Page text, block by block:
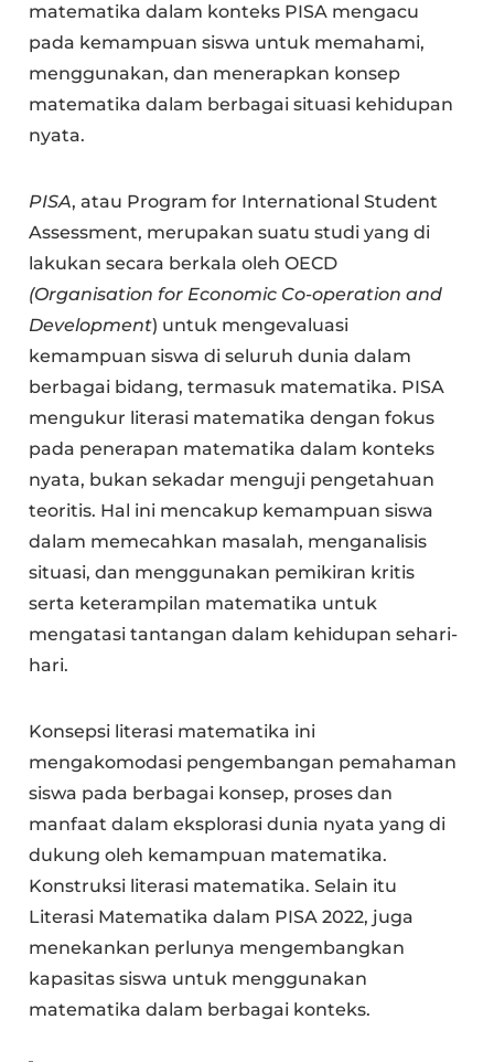
matematika dalam konteks PISA mengacu
pada kemampuan siswa untuk memahami,
menggunakan, dan menerapkan konsep
matematika dalam berbagai situasi kehidupan
nyata.
PISA, atau Program for International Student
Assessment, merupakan suatu studi yang di
lakukan secara berkala oleh OECD
(Organisation for Economic Co-operation and
Development) untuk mengevaluasi
kemampuan siswa di seluruh dunia dalam
berbagai bidang, termasuk matematika. PISA
mengukur literasi matematika dengan fokus
pada penerapan matematika dalam konteks
nyata, bukan sekadar menguji pengetahuan
teoritis. Hal ini mencakup kemampuan siswa
dalam memecahkan masalah, menganalisis
situasi, dan menggunakan pemikiran kritis
serta keterampilan matematika untuk
mengatasi tantangan dalam kehidupan sehari-
hari.
Konsepsi literasi matematika ini
mengakomodasi pengembangan pemahaman
siswa pada berbagai konsep, proses dan
manfaat dalam eksplorasi dunia nyata yang di
dukung oleh kemampuan matematika.
Konstruksi literasi matematika. Selain itu
Literasi Matematika dalam PISA 2022, juga
menekankan perlunya mengembangkan
kapasitas siswa untuk menggunakan
matematika dalam berbagai konteks.